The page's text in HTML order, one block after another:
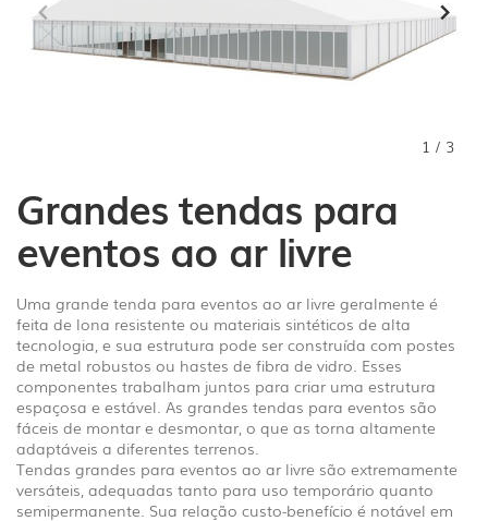
Grandes tendas para
eventos ao ar livre
Uma grande tenda para eventos ao ar livre geralmente é
feita de lona resistente ou materiais sintéticos de alta
tecnologia, e sua estrutura pode ser construída com postes
de metal robustos ou hastes de fibra de vidro. Esses
componentes trabalham juntos para criar uma estrutura
espaçosa e estável. As grandes tendas para eventos são
fáceis de montar e desmontar, o que as torna altamente
adaptáveis ​​a diferentes terrenos.
Tendas grandes para eventos ao ar livre são extremamente
versáteis, adequadas tanto para uso temporário quanto
semipermanente. Sua relação custo-benefício é notável em
1 / 3